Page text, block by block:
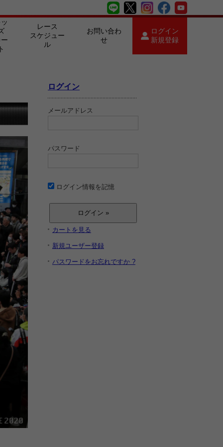
ー
ト
レース
スケジュー
ル
お問い合わ
せ
ログイン
新規登録
ログイン
メールアドレス
パスワード
ログイン情報を記憶
カートを見る
新規ユーザー登録
パスワードをお忘れですか ?